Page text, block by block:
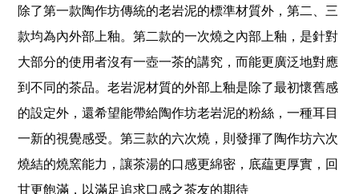
除了第一款陶作坊傳統的老岩泥的標準材質外，第二、三
款均為內外部上釉。第二款的一次燒之內部上釉，是針對
大部分的使用者沒有一壺一茶的講究，而能更廣泛地對應
到不同的茶品。老岩泥材質的外部上釉是除了最初懷舊感
的設定外，還希望能帶給陶作坊老岩泥的粉絲，一種耳目
一新的視覺感受。第三款的六次燒，則發揮了陶作坊六次
燒結的燒窯能力，讓茶湯的口感更綿密，底藴更厚實，回
甘更飽滿，以滿足追求口感之茶友的期待